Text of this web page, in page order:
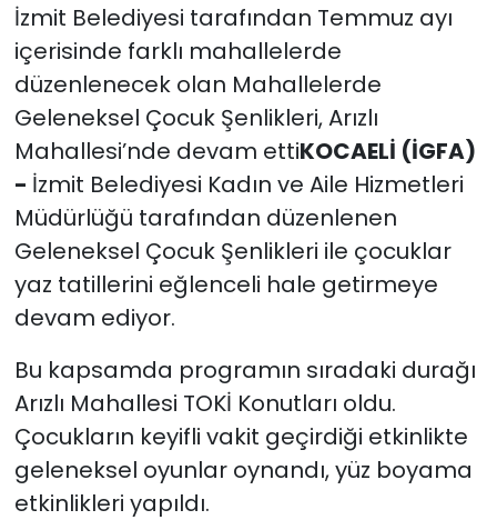
İzmit Belediyesi tarafından Temmuz ayı
içerisinde farklı mahallelerde
düzenlenecek olan Mahallelerde
Geleneksel Çocuk Şenlikleri, Arızlı
Mahallesi’nde devam ettiKOCAELİ (İGFA)
- İzmit Belediyesi Kadın ve Aile Hizmetleri
Müdürlüğü tarafından düzenlenen
Geleneksel Çocuk Şenlikleri ile çocuklar
yaz tatillerini eğlenceli hale getirmeye
devam ediyor.
Bu kapsamda programın sıradaki durağı
Arızlı Mahallesi TOKİ Konutları oldu.
Çocukların keyifli vakit geçirdiği etkinlikte
geleneksel oyunlar oynandı, yüz boyama
etkinlikleri yapıldı.